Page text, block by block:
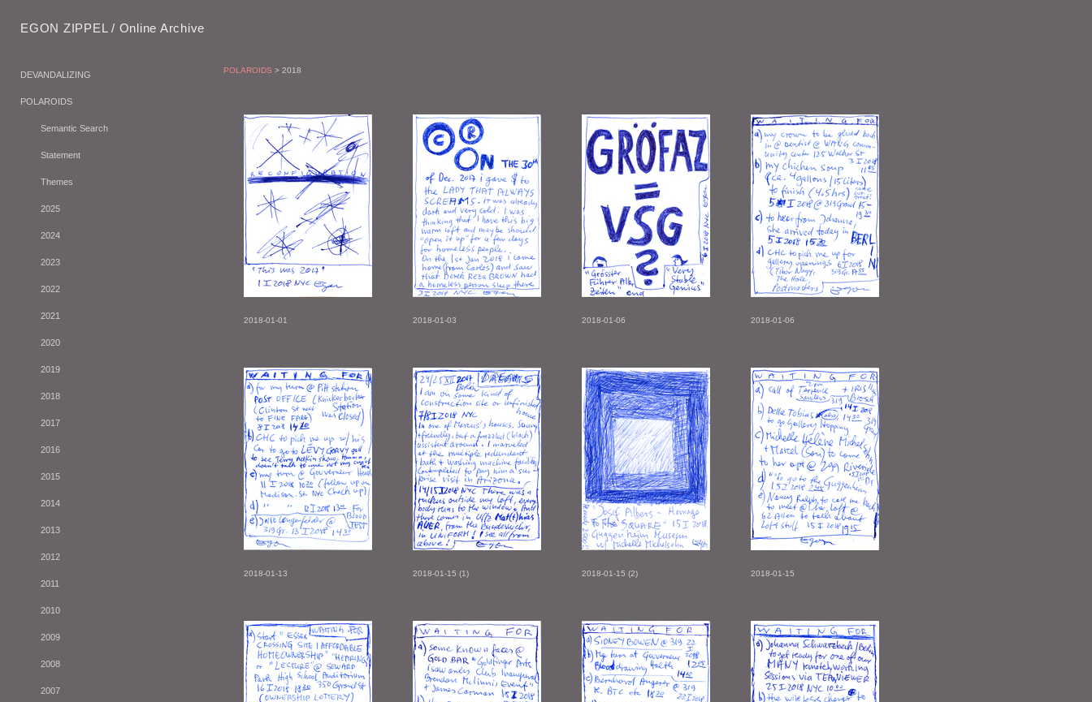
EGON ZIPPEL / Online Archive
DEVANDALIZING
POLAROIDS
Semantic Search
Statement
Themes
2025
2024
2023
2022
2021
2020
2019
2018
2017
2016
2015
2014
2013
2012
2011
2010
2009
2008
2007
POLAROIDS > 2018
2018-01-01 2018-01-03 2018-01-06 2018-01-06
2018-01-13 2018-01-15 (1) 2018-01-15 (2) 2018-01-15